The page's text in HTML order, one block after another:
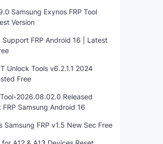
Samsung Exynos FRP Tool
Version
Support FRP Android 16 | Latest
Unlock Tools v6.2.1.1 2024
Free
2026.08.02.0 Released
Samsung Android 16
Samsung FRP v1.5 New Sec Free